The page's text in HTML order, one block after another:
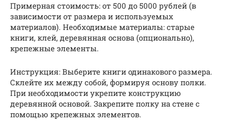
Примерная стоимость: от 500 до 5000 рублей (в
зависимости от размера и используемых
материалов). Необходимые материалы: старые
книги, клей, деревянная основа (опционально),
крепежные элементы.
Инструкция: Выберите книги одинакового размера.
Склейте их между собой, формируя основу полки.
При необходимости укрепите конструкцию
деревянной основой. Закрепите полку на стене с
помощью крепежных элементов.